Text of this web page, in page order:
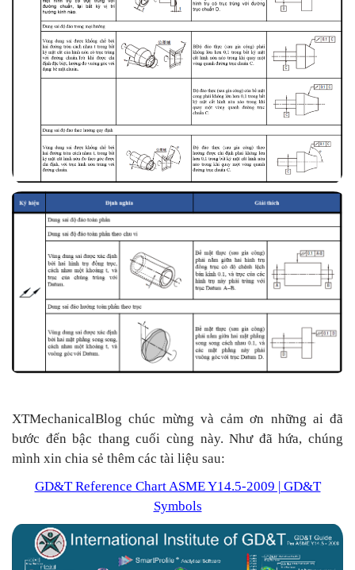
XTMechanicalBlog chúc mừng và cảm ơn những ai đã
bước đến bậc thang cuối cùng này. Như đã hứa, chúng
mình xin chia sẻ thêm các tài liệu sau:
GD&T Reference Chart ASME Y14.5-2009 | GD&T
Symbols